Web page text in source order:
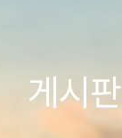
게시판